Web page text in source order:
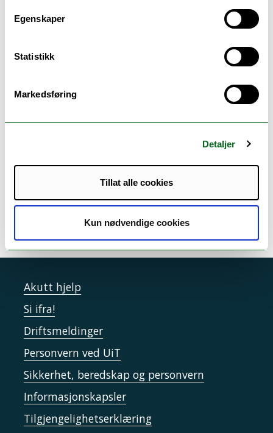
Egenskaper
Statistikk
Markedsføring
Detaljer
Tillat alle cookies
Kun nødvendige cookies
Biology
- master, 2 år
Tromsø|
Akutt hjelp
Si ifra!
Driftsmeldinger
Personvern ved UiT
Sikkerhet, beredskap og personvern
Informasjonskapsler
Tilgjengelighetserklæring